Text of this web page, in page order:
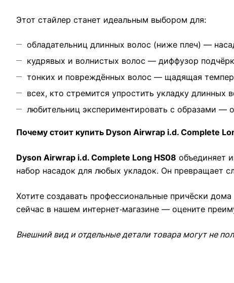
Этот стайлер станет идеальным выбором для:
обладательниц длинных волос (ниже плеч) —
кудрявых и волнистых волос — диффузор
тонких и повреждённых волос — щадящая
всех, кто стремится упростить укладку длинных
любительниц экспериментировать с образами —
Почему стоит купить Dyson Airwrap i.d. Complete
Dyson Airwrap i.d. Complete Long HS08 объединяет
набор насадок для любых укладок. Он превращает
Хотите создавать профессиональные причёски
сейчас в нашем интернет‑магазине — оцените
Внешний вид и отдельные детали товара могут не